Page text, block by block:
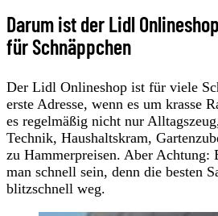
Darum ist der Lidl
für Schnäppchen
Der Lidl Onlineshop ist für viele
erste Adresse, wenn es um krasse
es regelmäßig nicht nur
Technik, Haushaltskram,
zu Hammerpreisen. Aber Achtung:
man schnell sein, denn die besten
blitzschnell weg.